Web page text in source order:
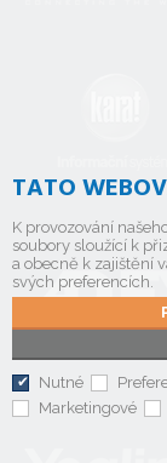
TATO
K provozování
soubory sloužící k
a obecně k zajištění
svých preferencích.
Nutné
Marketingové